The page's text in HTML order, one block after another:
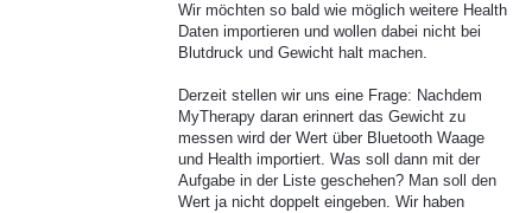
Wir möchten so bald wie möglich weitere Health
Daten importieren und wollen dabei nicht bei
Blutdruck und Gewicht halt machen.
Derzeit stellen wir uns eine Frage: Nachdem
MyTherapy daran erinnert das Gewicht zu
messen wird der Wert über Bluetooth Waage
und Health importiert. Was soll dann mit der
Aufgabe in der Liste geschehen? Man soll den
Wert ja nicht doppelt eingeben. Wir haben